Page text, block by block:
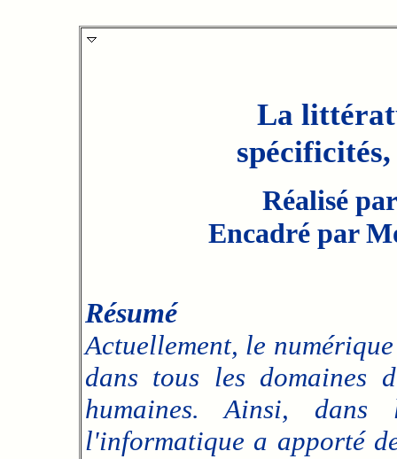
La
Réalisé
Encadré par
Résumé
Actuellement, le
dans tous les domaines
humaines. Ainsi,
l'informatique a apporté